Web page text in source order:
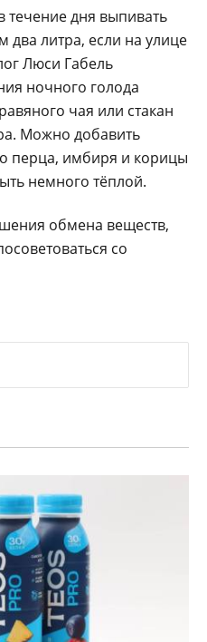
течение дня выпивать
литра, если на улице
Люси Габель
ночного голода
чая или стакан
Можно добавить
перца, имбиря и корицы
немного тёплой.
обмена веществ,
со